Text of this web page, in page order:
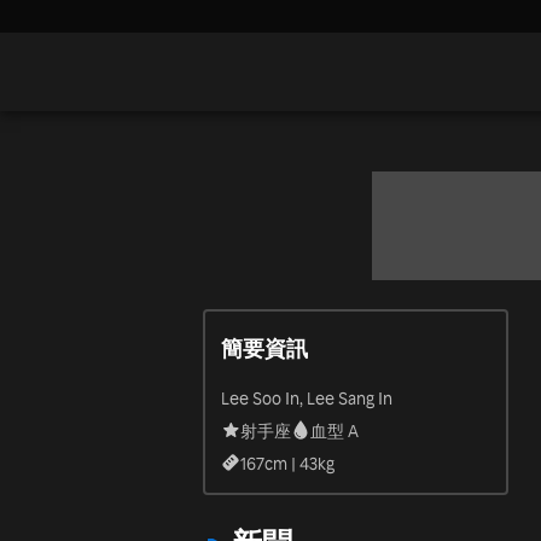
簡要資訊
Lee Soo In, Lee Sang In
射手座
血型 A
167cm | 43kg